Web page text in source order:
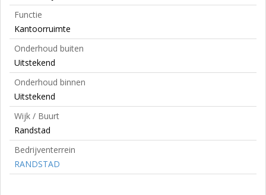
Functie
Kantoorruimte
Onderhoud buiten
Uitstekend
Onderhoud binnen
Uitstekend
Wijk / Buurt
Randstad
Bedrijventerrein
RANDSTAD